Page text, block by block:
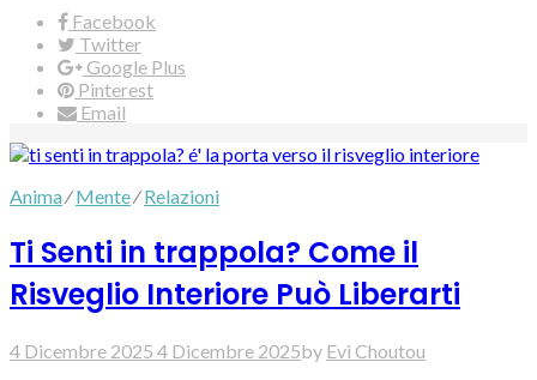
Facebook
Twitter
Google Plus
Pinterest
Email
Anima⁄Mente⁄Relazioni
Ti Senti in trappola? Come il
Risveglio Interiore Può Liberarti
4 Dicembre 2025 4 Dicembre 2025by Evi Choutou